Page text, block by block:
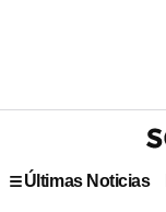
Últimas Noticias